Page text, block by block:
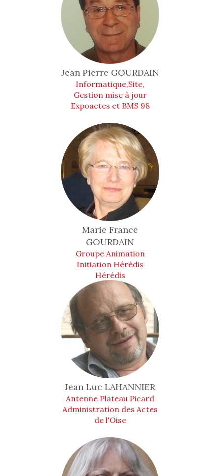
Jean Pierre GOURDAIN
Informatique,Site,
Gestion mise à jour
Expoactes et BMS 98
Marie France
GOURDAIN
Groupe Animation
Initiation Hérédis
Hérédis
Jean Luc LAHANNIER
Antenne Plateau Picard
Administration des Actes
de l'Oise